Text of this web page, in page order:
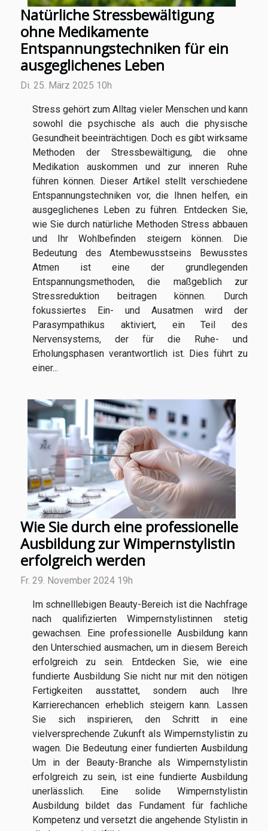
Natürliche Stressbewältigung
ohne Medikamente
Entspannungstechniken für ein
ausgeglichenes Leben
Di. 25. März 2025 10h
Stress gehört zum Alltag vieler Menschen und kann
sowohl die psychische als auch die physische
Gesundheit beeinträchtigen. Doch es gibt wirksame
Methoden der Stressbewältigung, die ohne
Medikation auskommen und zur inneren Ruhe
führen können. Dieser Artikel stellt verschiedene
Entspannungstechniken vor, die Ihnen helfen, ein
ausgeglichenes Leben zu führen. Entdecken Sie,
wie Sie durch natürliche Methoden Stress abbauen
und Ihr Wohlbefinden steigern können. Die
Bedeutung des Atembewusstseins Bewusstes
Atmen ist eine der grundlegenden
Entspannungsmethoden, die maßgeblich zur
Stressreduktion beitragen können. Durch
fokussiertes Ein- und Ausatmen wird der
Parasympathikus aktiviert, ein Teil des
Nervensystems, der für die Ruhe- und
Erholungsphasen verantwortlich ist. Dies führt zu
einer...
Wie Sie durch eine professionelle
Ausbildung zur Wimpernstylistin
erfolgreich werden
Fr. 29. November 2024 19h
Im schnelllebigen Beauty-Bereich ist die Nachfrage
nach qualifizierten Wimpernstylistinnen stetig
gewachsen. Eine professionelle Ausbildung kann
den Unterschied ausmachen, um in diesem Bereich
erfolgreich zu sein. Entdecken Sie, wie eine
fundierte Ausbildung Sie nicht nur mit den nötigen
Fertigkeiten ausstattet, sondern auch Ihre
Karrierechancen erheblich steigern kann. Lassen
Sie sich inspirieren, den Schritt in eine
vielversprechende Zukunft als Wimpernstylistin zu
wagen. Die Bedeutung einer fundierten Ausbildung
Um in der Beauty-Branche als Wimpernstylistin
erfolgreich zu sein, ist eine fundierte Ausbildung
unerlässlich. Eine solide Wimpernstylistin
Ausbildung bildet das Fundament für fachliche
Kompetenz und versetzt die angehende Stylistin in